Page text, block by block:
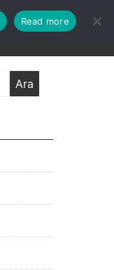
ARŞİV
Read more